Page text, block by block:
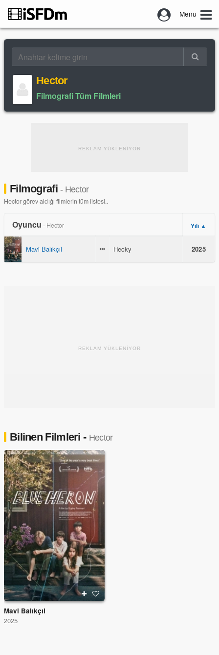
Menu
Hector
Filmografi Tüm Filmleri
REKLAM YÜKLENİYOR
Filmografi- Hector
Hector görev aldığı filmlerin tüm listesi..
Oyuncu - Hector Yılı ▲
Mavi Balıkçıl Hecky 2025
REKLAM YÜKLENİYOR
Bilinen Filmleri - Hector
Mavi Balıkçıl
2025